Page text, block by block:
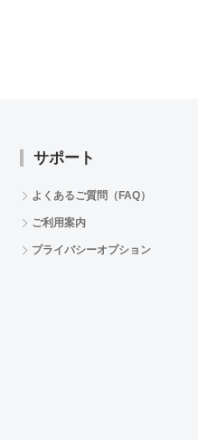
サポート
よくあるご質問（FAQ）
ご利用案内
プライバシーオプション